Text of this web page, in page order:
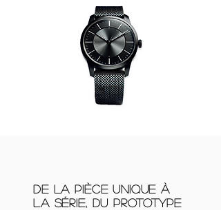
De la pièce unique à
la série, du prototype